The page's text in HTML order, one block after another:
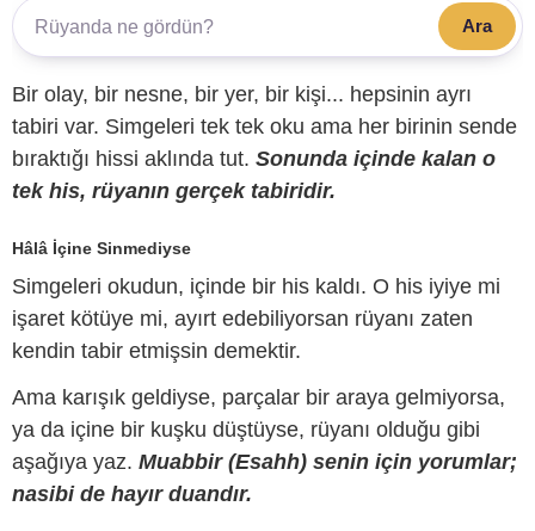
Ara
Bir olay, bir nesne, bir yer, bir kişi... hepsinin ayrı
tabiri var. Simgeleri tek tek oku ama her birinin sende
bıraktığı hissi aklında tut. Sonunda içinde kalan o
tek his, rüyanın gerçek tabiridir.
Hâlâ İçine Sinmediyse
Simgeleri okudun, içinde bir his kaldı. O his iyiye mi
işaret kötüye mi, ayırt edebiliyorsan rüyanı zaten
kendin tabir etmişsin demektir.
Ama karışık geldiyse, parçalar bir araya gelmiyorsa,
ya da içine bir kuşku düştüyse, rüyanı olduğu gibi
aşağıya yaz. Muabbir (Esahh) senin için yorumlar;
nasibi de hayır duandır.